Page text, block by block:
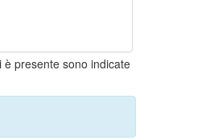
presente sono indicate